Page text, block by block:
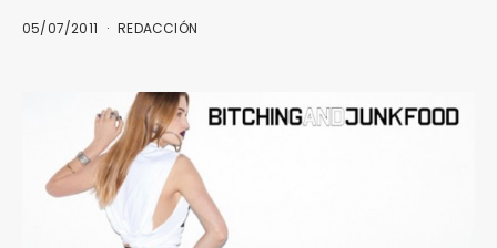
05/07/2011 REDACCIÓN